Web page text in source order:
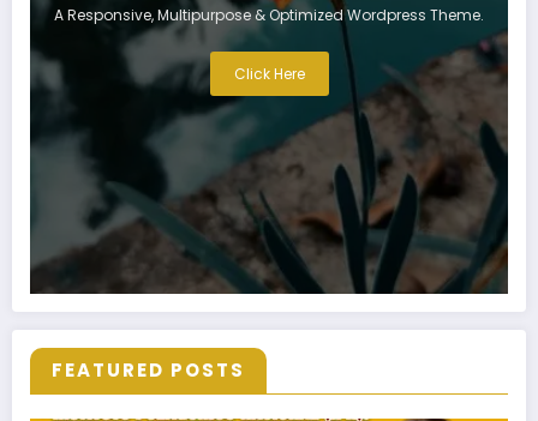
A Responsive, Multipurpose & Optimized Wordpress Theme.
Click Here
FEATURED POSTS